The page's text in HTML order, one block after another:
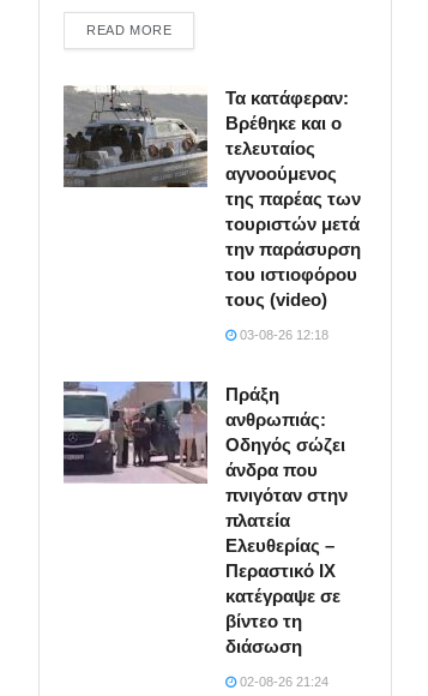
READ MOREDETAILS
Τα κατάφεραν:
Βρέθηκε και ο
τελευταίος
αγνοούμενος
της παρέας των
τουριστών μετά
την παράσυρση
του ιστιοφόρου
τους (video)
03-08-26 12:18
Πράξη
ανθρωπιάς:
Οδηγός σώζει
άνδρα που
πνιγόταν στην
πλατεία
Ελευθερίας –
Περαστικό ΙΧ
κατέγραψε σε
βίντεο τη
διάσωση
02-08-26 21:24